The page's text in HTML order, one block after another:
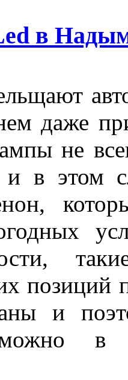
в
даже
не
в этом
позиций
и
в